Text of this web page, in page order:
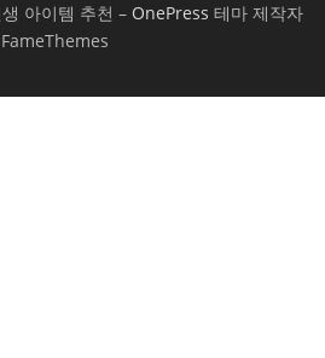
아이템 추천 – OnePress 테마 제작자
FameThemes